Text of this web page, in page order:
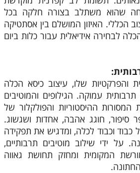
שהוא משתלב בצורה חלקה בכל
הכללי. האיזון המושלם בין אסתטיקה
לבחירה אידיאלית עבור כלות ביום
והפרקטיות שלו, עיצוב כיסא הכלה
עמוקה. הגילופים והמוטיבים
ההיסטוריות והפולקלור של
סיפור, חוגג אהבה, אחדות ושגשוג.
וכבוד לכלה, ומדגיש את תפקידה
על ידי שילוב מוטיבים תרבותיים,
המקומית ומחזק תחושת גאווה